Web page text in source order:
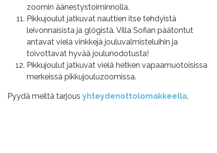
zoomin äänestystoiminnolla.
Pikkujoulut jatkuvat nauttien itse tehdyistä
leivonnaisista ja glögistä. Villa Sofian päätontut
antavat vielä vinkkejä jouluvalmisteluihin ja
toivottavat hyvää joulunodotusta!
Pikkujoulut jatkuvat vielä hetken vapaamuotoisissa
merkeissä pikkujouluzoomissa.
Pyydä meiltä tarjous yhteydenottolomakkeella.